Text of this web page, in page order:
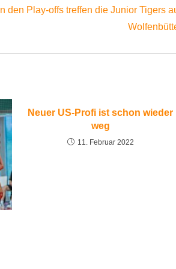
In den Play-offs treffen die Junior Tigers
Neuer US-Profi ist schon wieder
weg
11. Februar 2022